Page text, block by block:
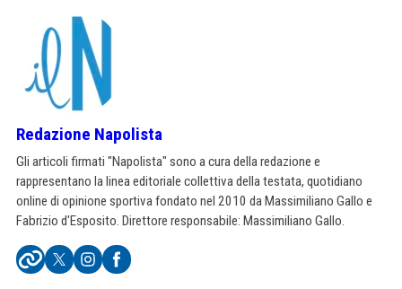
Redazione Napolista
Gli articoli firmati "Napolista" sono a cura della redazione e
rappresentano la linea editoriale collettiva della testata, quotidiano
online di opinione sportiva fondato nel 2010 da Massimiliano Gallo e
Fabrizio d'Esposito. Direttore responsabile: Massimiliano Gallo.